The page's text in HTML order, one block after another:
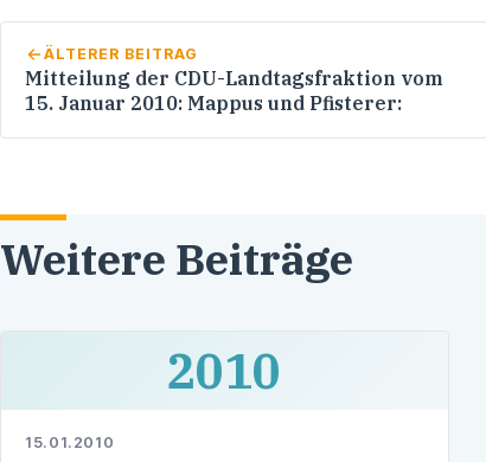
ÄLTERER BEITRAG
Mitteilung der CDU-Landtagsfraktion vom
15. Januar 2010: Mappus und Pfisterer:
Weitere Beiträge
2010
15.01.2010